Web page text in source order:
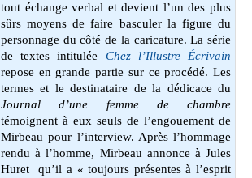
tout échange verbal et devient l’un des plus
sûrs moyens de faire basculer la figure du
personnage du côté de la caricature. La série
de textes intitulée Chez l’Illustre Écrivain
repose en grande partie sur ce procédé. Les
termes et le destinataire de la dédicace du
Journal d’une femme de chambre
témoignent à eux seuls de l’engouement de
Mirbeau pour l’interview. Après l’hommage
rendu à l’homme, Mirbeau annonce à Jules
Huret qu’il a « toujours présentes à l’esprit